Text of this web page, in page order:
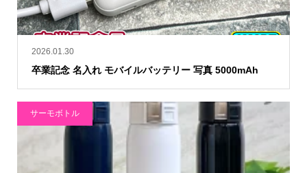
2026.01.30
卒業記念 名入れ モバイルバッテリー 写真 5000mAh
サーモボトル